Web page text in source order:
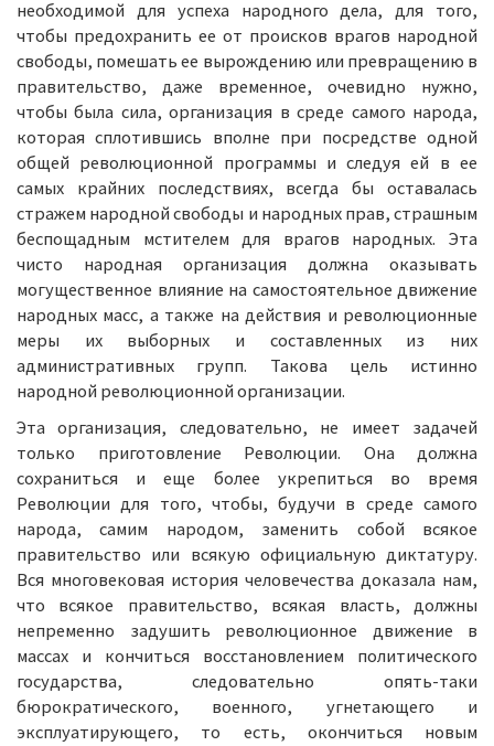
необходимой для успеха народного дела, для того,
чтобы предохранить ее от происков врагов народной
свободы, помешать ее вырождению или превращению в
правительство, даже временное, очевидно нужно,
чтобы была сила, организация в среде самого народа,
которая сплотившись вполне при посредстве одной
общей революционной программы и следуя ей в ее
самых крайних последствиях, всегда бы оставалась
стражем народной свободы и народных прав, страшным
беспощадным мстителем для врагов народных. Эта
чисто народная организация должна оказывать
могущественное влияние на самостоятельное движение
народных масс, а также на действия и революционные
меры их выборных и составленных из них
административных групп. Такова цель истинно
народной революционной организации.
Эта организация, следовательно, не имеет задачей
только приготовление Революции. Она должна
сохраниться и еще более укрепиться во время
Революции для того, чтобы, будучи в среде самого
народа, самим народом, заменить собой всякое
правительство или всякую официальную диктатуру.
Вся многовековая история человечества доказала нам,
что всякое правительство, всякая власть, должны
непременно задушить революционное движение в
массах и кончиться восстановлением политического
государства, следовательно опять-таки
бюрократического, военного, угнетающего и
эксплуатирующего, то есть, окончиться новым